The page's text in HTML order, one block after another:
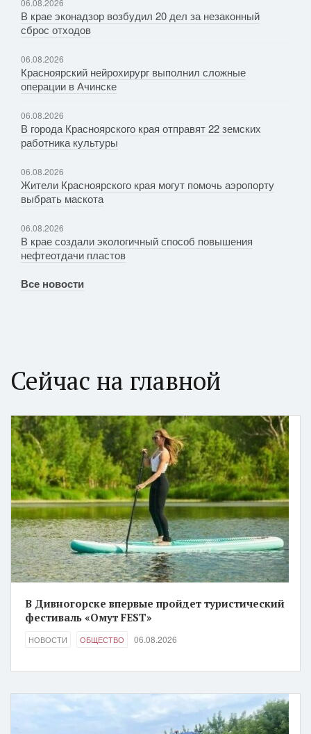
06.08.2026
В крае эконадзор возбудил 20 дел за незаконный
сброс отходов
06.08.2026
Красноярский нейрохирург выполнил сложные
операции в Ачинске
06.08.2026
В города Красноярского края отправят 22 земских
работника культуры
06.08.2026
Жители Красноярского края могут помочь аэропорту
выбрать маскота
06.08.2026
В крае создали экологичный способ повышения
нефтеотдачи пластов
Все новости
Сейчас на главной
В Дивногорске впервые пройдет туристический
фестиваль «Омут FEST»
НОВОСТИ ОБЩЕСТВО 06.08.2026